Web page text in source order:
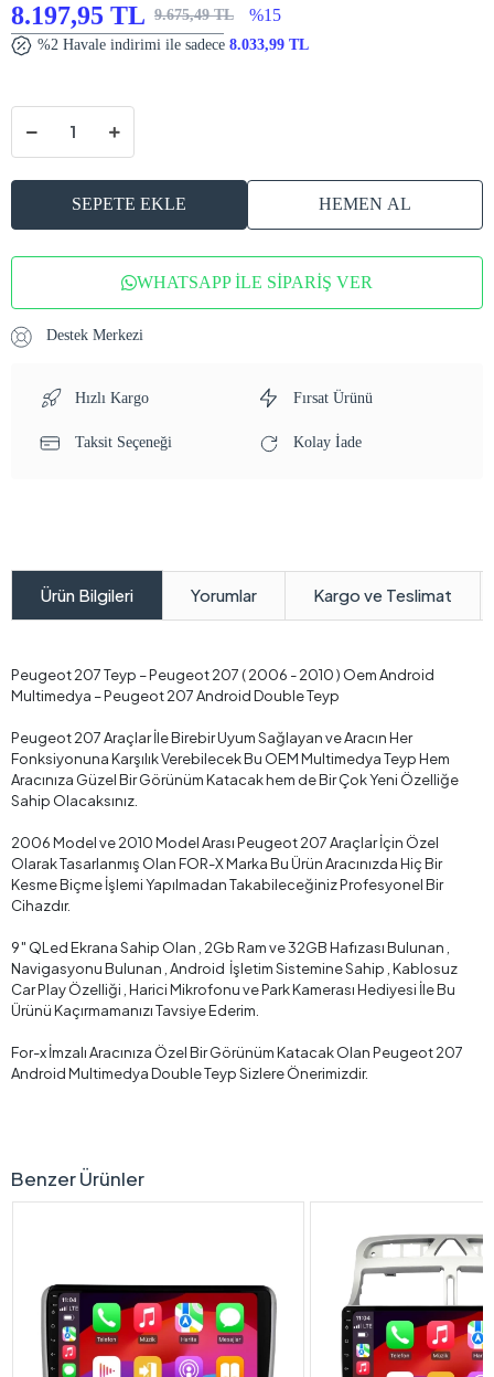
8.197,95 TL 9.675,49 TL %15
%2 Havale indirimi ile sadece 8.033,99 TL
SEPETE EKLE HEMEN AL
WHATSAPP İLE SİPARİŞ VER
Destek Merkezi
Hızlı Kargo Fırsat Ürünü
Taksit Seçeneği Kolay İade
Ürün Bilgileri Yorumlar Kargo ve Teslimat
Peugeot 207 Teyp – Peugeot 207 ( 2006 - 2010 ) Oem Android
Multimedya – Peugeot 207 Android Double Teyp
Peugeot 207 Araçlar İle Birebir Uyum Sağlayan ve Aracın Her
Fonksiyonuna Karşılık Verebilecek Bu OEM Multimedya Teyp Hem
Aracınıza Güzel Bir Görünüm Katacak hem de Bir Çok Yeni Özelliğe
Sahip Olacaksınız.
2006 Model ve 2010 Model Arası Peugeot 207 Araçlar İçin Özel
Olarak Tasarlanmış Olan FOR-X Marka Bu Ürün Aracınızda Hiç Bir
Kesme Biçme İşlemi Yapılmadan Takabileceğiniz Profesyonel Bir
Cihazdır.
9″ QLed Ekrana Sahip Olan , 2Gb Ram ve 32GB Hafızası Bulunan ,
Navigasyonu Bulunan , Android İşletim Sistemine Sahip , Kablosuz
Car Play Özelliği , Harici Mikrofonu ve Park Kamerası Hediyesi İle Bu
Ürünü Kaçırmamanızı Tavsiye Ederim.
For-x İmzalı Aracınıza Özel Bir Görünüm Katacak Olan Peugeot 207
Android Multimedya Double Teyp Sizlere Önerimizdir.
Benzer Ürünler